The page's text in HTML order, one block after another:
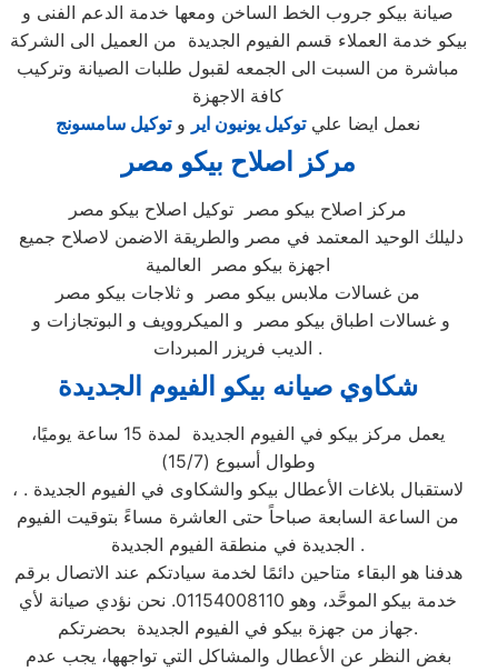
صيانة بيكو جروب الخط الساخن ومعها خدمة الدعم الفنى و
بيكو خدمة العملاء قسم الفيوم الجديدة من العميل الى الشركة
مباشرة من السبت الى الجمعه لقبول طلبات الصيانة وتركيب
كافة الاجهزة
نعمل ايضا عليتوكيل يونيون اير وتوكيل سامسونج
مركز اصلاح بيكو مصر
مركز اصلاح بيكو مصر توكيل اصلاح بيكو مصر
اجهزة بيكو مصر العالمية
من غسالات ملابس بيكو مصر و ثلاجات بيكو مصر
الديب فريزر المبردات .
شكاوي صيانه بيكو الفيوم الجديدة
يعمل مركز بيكو في الفيوم الجديدة لمدة 15 ساعة يوميًا،
وطوال أسبوع (15/7)
، لاستقبال بلاغات الأعطال بيكو والشكاوى في الفيوم الجديدة .
من الساعة السابعة صباحاً حتى العاشرة مساءً بتوقيت الفيوم
الجديدة في منطقة الفيوم الجديدة .
هدفنا هو البقاء متاحين دائمًا لخدمة سيادتكم عند الاتصال برقم
خدمة بيكو الموحَّد، وهو 01154008110. نحن نؤدي صيانة لأي
جهاز من جهزة بيكو في الفيوم الجديدة بحضرتكم.
بغض النظر عن الأعطال والمشاكل التي تواجهها، يجب عدم